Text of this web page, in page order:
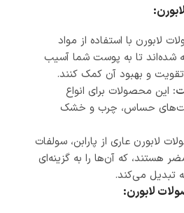
لابورن با استفاده از مواد
شده‌اند تا به پوست شما آسیب
و بهبود آن کمک کنند.
این محصولات برای انواع
حساس، چرب و خشک
لابورن عاری از پارابن، سولفات
هستند، که آن‌ها را به گزینه‌ای
تبدیل می‌کند.
لابورن: